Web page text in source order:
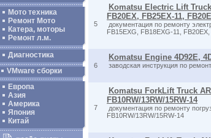
Мото техника
Ремонт Мото
Катера, моторы
Ремонт л.м.
Диагностика
VMware сборки
Европа
Азия
Америка
Япония
Китай
5
Komatsu Electric Lift Truck
FB20EX, FB25EX-11,
документация по ремонту
FB15EXG, FB18EXG-11,
6
Komatsu Engine 4D92E,
заводская инструкция по
7
Komatsu ForkLift Truck
FB10RW/13RW/15RW-14
документация по ремонту
FB10RW/13RW/15RW-14